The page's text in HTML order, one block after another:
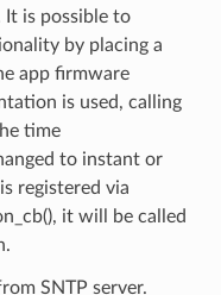
is possible to
by placing a
app firmware
is used, calling
time
to instant or
registered via
it will be called
SNTP server.